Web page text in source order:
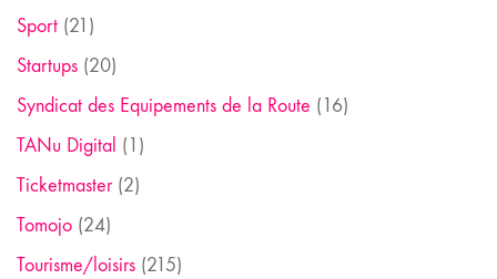
Sport (21)
Startups (20)
Syndicat des Equipements de la Route (16)
TANu Digital (1)
Ticketmaster(2)
Tomojo (24)
Tourisme/loisirs (215)